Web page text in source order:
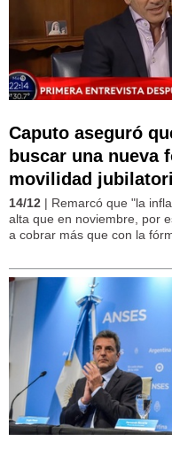
Caputo aseguró
buscar una nueva
movilidad
14/12 | Remarcó que "la
alta que en noviembre, por
a cobrar más que con la